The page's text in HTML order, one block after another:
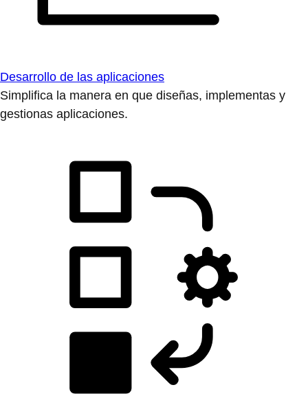
Desarrollo de las aplicaciones
Simplifica la manera en que diseñas, implementas y
gestionas aplicaciones.